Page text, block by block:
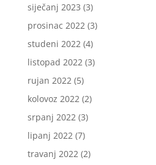
siječanj 2023 (3)
prosinac 2022(3)
studeni 2022(4)
listopad 2022(3)
rujan 2022(5)
kolovoz 2022(2)
srpanj 2022(3)
lipanj 2022(7)
travanj 2022(2)